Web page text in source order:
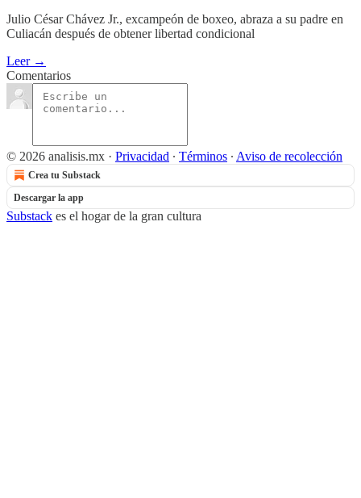
Julio César Chávez Jr., excampeón de boxeo, abraza a su padre en
Culiacán después de obtener libertad condicional
Leer →
Comentarios
© 2026 analisis.mx · Privacidad ∙ Términos ∙ Aviso de recolección
Crea tu Substack
Descargar la app
Substack es el hogar de la gran cultura